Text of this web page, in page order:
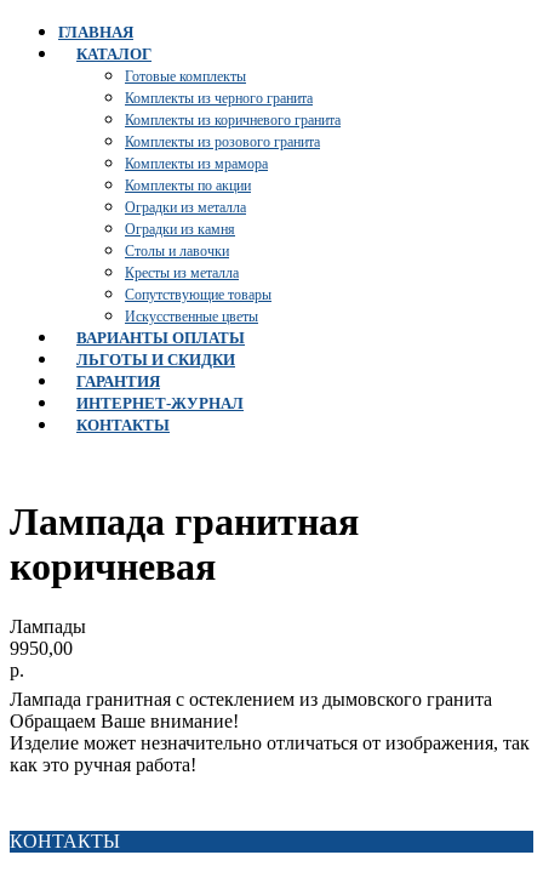
ГЛАВНАЯ
КАТАЛОГ
Готовые комплекты
Комплекты из черного гранита
Комплекты из коричневого гранита
Комплекты из розового гранита
Комплекты из мрамора
Комплекты по акции
Оградки из металла
Оградки из камня
Столы и лавочки
Кресты из металла
Сопутствующие товары
Искусственные цветы
ВАРИАНТЫ ОПЛАТЫ
ЛЬГОТЫ И СКИДКИ
ГАРАНТИЯ
ИНТЕРНЕТ-ЖУРНАЛ
КОНТАКТЫ
Лампада гранитная
коричневая
Лампады
9950,00
р.
Лампада гранитная с остеклением из дымовского гранита
Обращаем Ваше внимание!
Изделие может незначительно отличаться от изображения, так
как это ручная работа!
КОНТАКТЫ